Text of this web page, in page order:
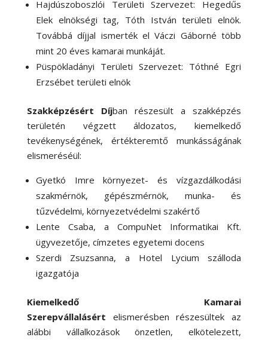
Hajdúszoboszlói Területi Szervezet: Hegedűs
Elek elnökségi tag, Tóth István területi elnök.
Továbbá díjjal ismerték el Váczi Gáborné több
mint 20 éves kamarai munkáját.
Püspökladányi Területi Szervezet: Tóthné Egri
Erzsébet területi elnök
Szakképzésért Díjban részesült a szakképzés
területén végzett áldozatos, kiemelkedő
tevékenységének, értékteremtő munkásságának
elismeréséül:
Gyetkó Imre környezet- és vízgazdálkodási
szakmérnök, gépészmérnök, munka- és
tűzvédelmi, környezetvédelmi szakértő
Lente Csaba, a CompuNet Informatikai Kft.
ügyvezetője, címzetes egyetemi docens
Szerdi Zsuzsanna, a Hotel Lycium szálloda
igazgatója
Kiemelkedő Kamarai
Szerepvállalásért elismerésben részesültek az
alábbi vállalkozások önzetlen, elkötelezett,